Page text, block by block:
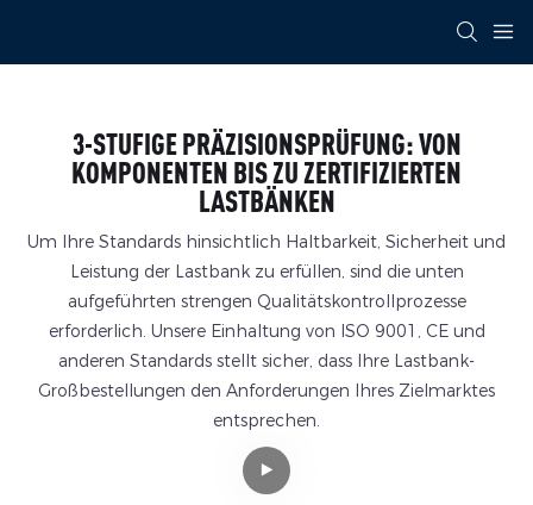
3-STUFIGE PRÄZISIONSPRÜFUNG: VON
KOMPONENTEN BIS ZU ZERTIFIZIERTEN
LASTBÄNKEN
Um Ihre Standards hinsichtlich Haltbarkeit, Sicherheit und
Leistung der Lastbank zu erfüllen, sind die unten
aufgeführten strengen Qualitätskontrollprozesse
erforderlich. Unsere Einhaltung von ISO 9001, CE und
anderen Standards stellt sicher, dass Ihre Lastbank-
Großbestellungen den Anforderungen Ihres Zielmarktes
entsprechen.